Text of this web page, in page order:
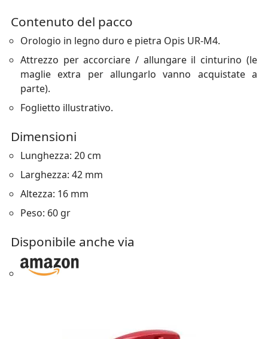
Contenuto del pacco
Orologio in legno duro e pietra Opis UR-M4.
Attrezzo per accorciare / allungare il cinturino (le
maglie extra per allungarlo vanno acquistate a
parte).
Foglietto illustrativo.
Dimensioni
Lunghezza: 20 cm
Larghezza: 42 mm
Altezza: 16 mm
Peso: 60 gr
Disponibile anche via